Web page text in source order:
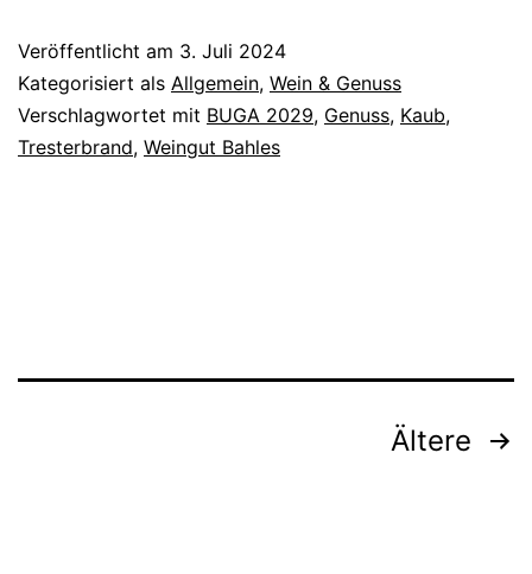
des
Weins
Veröffentlicht am 3. Juli 2024
Kategorisiert als Allgemein, Wein & Genuss
Verschlagwortet mit BUGA 2029, Genuss, Kaub,
Tresterbrand, Weingut Bahles
Seitennummerierung
Ältere